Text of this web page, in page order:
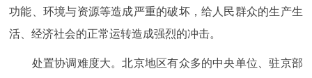
功能、环境与资源等造成严重的破坏，给人民群众的生产生
活、经济社会的正常运转造成强烈的冲击。
处置协调难度大。北京地区有众多的中央单位、驻京部